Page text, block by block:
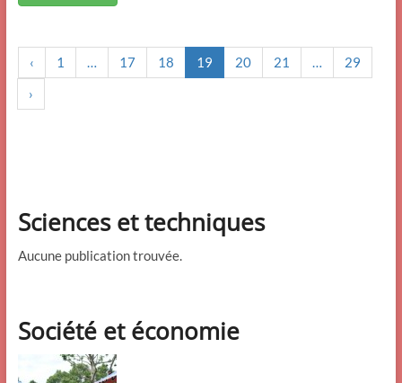
‹ 1 … 17 18 19 20 21 …
29
›
Sciences et techniques
Aucune publication trouvée.
Société et économie